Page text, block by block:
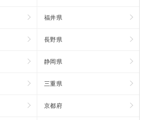
福井県
長野県
静岡県
三重県
京都府